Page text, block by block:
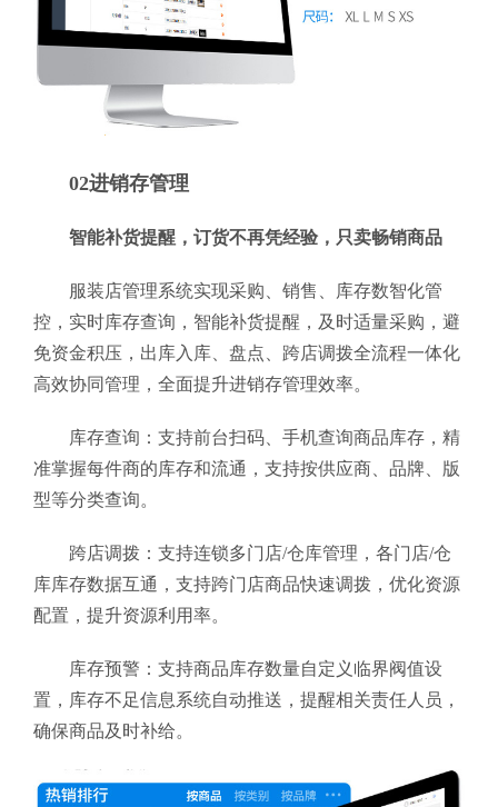
02进销存管理
智能补货提醒，订货不再凭经验，只卖畅销商品
服装店管理系统实现采购、销售、库存数智化管
控，实时库存查询，智能补货提醒，及时适量采购，避
免资金积压，出库入库、盘点、跨店调拨全流程一体化
高效协同管理，全面提升进销存管理效率。
库存查询：支持前台扫码、手机查询商品库存，精
准掌握每件商的库存和流通，支持按供应商、品牌、版
型等分类查询。
跨店调拨：支持连锁多门店/仓库管理，各门店/仓
库库存数据互通，支持跨门店商品快速调拨，优化资源
配置，提升资源利用率。
库存预警：支持商品库存数量自定义临界阀值设
置，库存不足信息系统自动推送，提醒相关责任人员，
确保商品及时补给。